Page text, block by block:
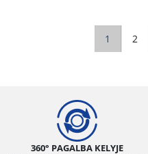
1 2
360° PAGALBA KELYJE